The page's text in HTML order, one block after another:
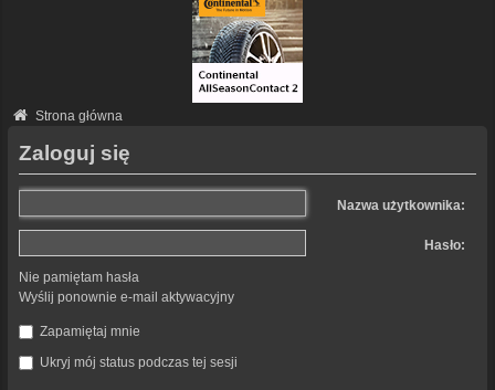
Strona główna
Zaloguj się
Nazwa użytkownika:
Hasło:
Nie pamiętam hasła
Wyślij ponownie e-mail aktywacyjny
Zapamiętaj mnie
Ukryj mój status podczas tej sesji